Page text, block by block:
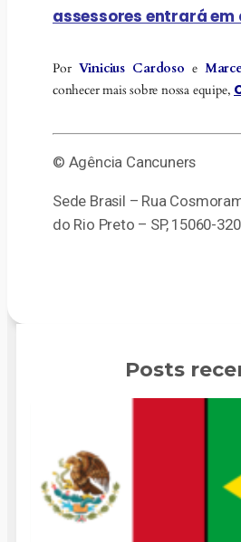
assessores entrará
Por Vinicius Cardoso e
conhecer mais sobre nossa equipe,
© Agência Cancuners
Sede Brasil – Rua
do Rio Preto – SP, 15060-320
Posts